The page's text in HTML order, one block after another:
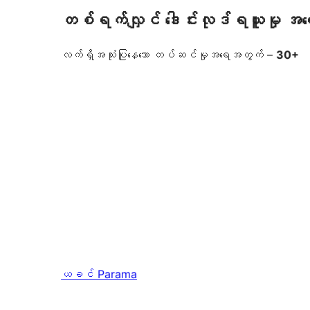
တစ်ရက်လျှင် ဒေါင်းလုဒ်ရယူမှု
လက်ရှိအသုံးပြုနေသော တပ်ဆင်မှုအရေအတွက် – 30+
ယခင် Parama